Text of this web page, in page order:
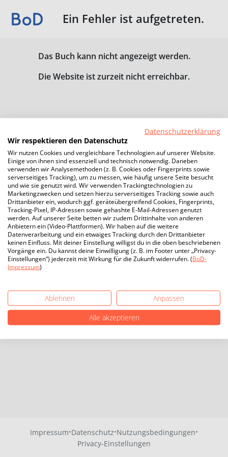
Ein Fehler ist aufgetreten.
Das Buch kann nicht angezeigt werden.
Die Website ist zurzeit nicht erreichbar.
Impressum·Datenschutz·Nutzungsbedingungen·
Privacy-Einstellungen
Datenschutzerklärung
Wir respektieren den Datenschutz
Wir nutzen Cookies und vergleichbare Technologien auf unserer Website.
Einige von ihnen sind essenziell und technisch notwendig. Daneben
verwenden wir Analysemethoden (z. B. Cookies oder Fingerprints sowie
serverseitiges Tracking), um zu messen, wie häufig unsere Seite besucht
und wie sie genutzt wird. Wir verwenden Trackingtechnologien zu
Marketingzwecken und setzen hierzu serverseitiges Tracking sowie auch
Drittanbieter ein, wodurch ggf. geräteübergreifend Cookies, Fingerprints,
Tracking-Pixel, IP-Adressen sowie gehashte E-Mail-Adressen genutzt
werden. Auf unserer Seite betten wir zudem Drittinhalte von anderen
Anbietern ein (Video-Plattformen). Wir haben auf die weitere
Datenverarbeitung und ein etwaiges Tracking durch den Drittanbieter
keinen Einfluss. Mit deiner Einstellung willigst du in die oben beschriebenen
Vorgänge ein. Du kannst deine Einwilligung (z. B. im Footer unter „Privacy-
Einstellungen“) jederzeit mit Wirkung für die Zukunft widerrufen. (BoD-
Impressum)
Ablehnen
Anpassen
Alle akzeptieren